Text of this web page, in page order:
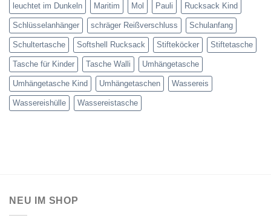
leuchtet im Dunkeln Maritim Mol Pauli Rucksack Kind
Schlüsselanhänger schräger Reißverschluss Schulanfang
Schultertasche Softshell Rucksack Stifteköcker Stiftetasche
Tasche für Kinder Tasche Walli Umhängetasche
Umhängetasche Kind Umhängetaschen Wassereis
Wassereishülle Wassereistasche
NEU IM SHOP